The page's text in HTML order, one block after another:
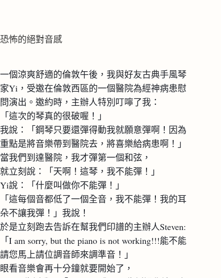
恐怖的絕對音感
一個涼爽舒適的倫敦午後，我與好友古典手風琴
家Yi，受邀在倫敦西區的一個醫院為經神病患慰
問演出。邀約時，主辦人特別叮嚀了我：
「這次的琴真的很破喔！」
我說：「鋼琴只要還彈得動我就願意彈啊！因為
重點是將音樂帶到醫院去，將喜樂給病患啊！」
當我們到達醫院，我才彈第一個和弦，
就立刻說：「天啊！這琴，我不能彈！」
Yi說：「什麼叫做你不能彈！」
「這每個音都低了一個全音，我不能彈！我的耳
朵不讓我彈！」我說！
於是立刻跑去告訴在幫我們印譜的主辦人Steven:
「I am sorry, but the piano is not working!!!能不能
請您馬上請位調音師來調準音！」
眼看音樂會再十分鐘就要開始了，